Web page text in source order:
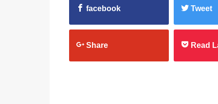
facebook Tweet
Share Read